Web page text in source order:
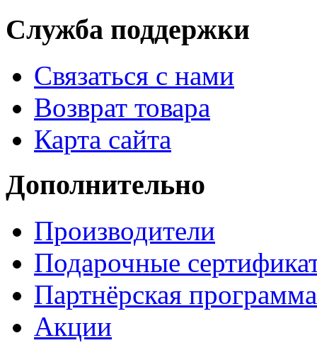
Служба поддержки
Связаться с нами
Возврат товара
Карта сайта
Дополнительно
Производители
Подарочные
Партнёрская программа
Акции